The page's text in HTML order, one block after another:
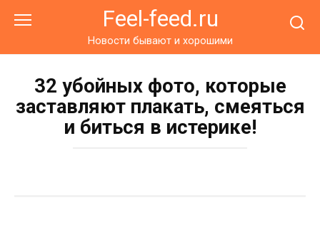
Feel-feed.ru
Новости бывают и хорошими
32 убойных фото, которые
заставляют плакать, смеяться
и биться в истерике!